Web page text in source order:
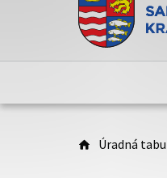
Doména
Toto je
Úradná